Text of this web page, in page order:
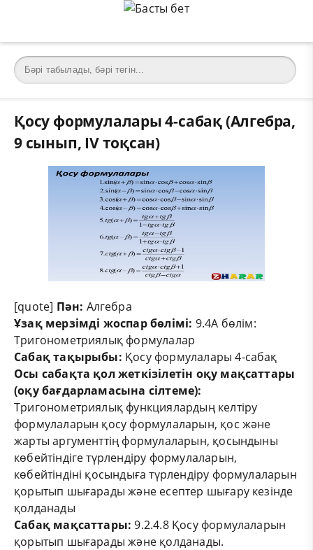
Қосу формулалары 4-сабақ (Алгебра,
9 сынып, IV тоқсан)
[quote] Пән: Алгебра
Ұзақ мерзімді жоспар бөлімі: 9.4A бөлім:
Тригонометриялық формулалар
Сабақ тақырыбы: Қосу формулалары 4-сабақ
Осы сабақта қол жеткізілетін оқу мақсаттары
(оқу бағдарламасына сілтеме):
Тригонометриялық функциялардың келтіру
формулаларын қосу формулаларын, қос және
жарты аргументтің формулаларын, қосындыны
көбейтіндіге түрлендіру формулаларын,
көбейтіндіні қосындыға түрлендіру формулаларын
қорытып шығарады және есептер шығару кезінде
қолданады
Сабақ мақсаттары: 9.2.4.8 Қосу формулаларын
қорытып шығарады және қолданады.